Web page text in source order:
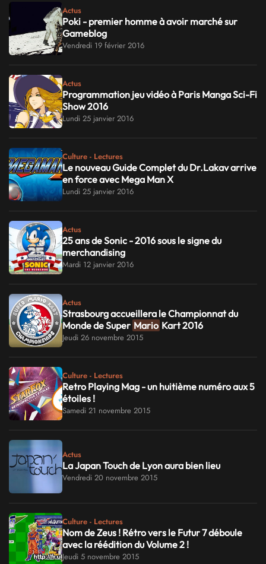
Actus
Poki - premier homme à avoir marché sur
Gameblog
Vendredi 19 février 2016
Actus
Programmation jeu vidéo à Paris Manga Sci-Fi
Show 2016
Lundi 25 janvier 2016
Culture - Lectures
Le nouveau Guide Complet du Dr.Lakav arrive
en force avec Mega Man X
Lundi 25 janvier 2016
Actus
25 ans de Sonic - 2016 sous le signe du
merchandising
Mardi 12 janvier 2016
Actus
Strasbourg accueillera le Championnat du
Monde de Super Mario Kart 2016
Jeudi 26 novembre 2015
Culture - Lectures
Retro Playing Mag - un huitième numéro aux 5
étoiles !
Samedi 21 novembre 2015
Actus
La Japan Touch de Lyon aura bien lieu
Vendredi 20 novembre 2015
Culture - Lectures
Nom de Zeus ! Rétro vers le Futur 7 déboule
avec la réédition du Volume 2 !
Jeudi 5 novembre 2015